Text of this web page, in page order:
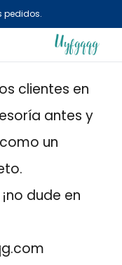
pedidos.
clientes en
antes y
un
dude en